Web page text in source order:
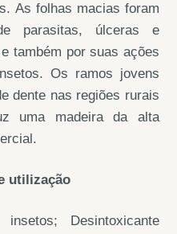
As folhas macias foram
parasitas, úlceras e
também por suas ações
Os ramos jovens
dente nas regiões rurais
uma madeira da alta
utilização
Desintoxicante